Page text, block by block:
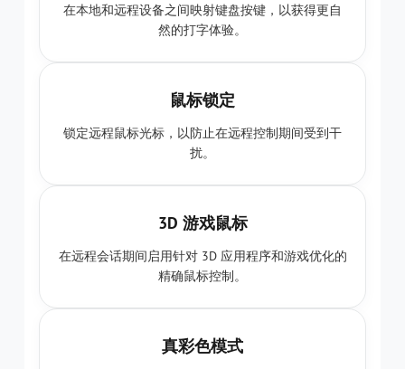
在本地和远程设备之间映射键盘按键，以获得更自
然的打字体验。
鼠标锁定
锁定远程鼠标光标，以防止在远程控制期间受到干
扰。
3D 游戏鼠标
在远程会话期间启用针对 3D 应用程序和游戏优化的
精确鼠标控制。
真彩色模式